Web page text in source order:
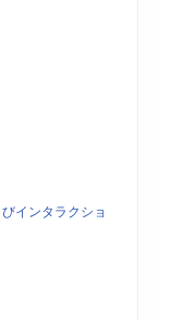
インタラクショ